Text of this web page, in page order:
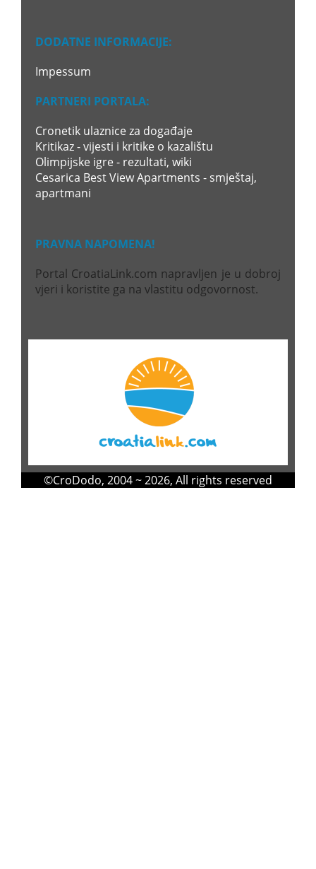
DODATNE INFORMACIJE:
Impessum
PARTNERI PORTALA:
Cronetik ulaznice za događaje
Kritikaz - vijesti i kritike o kazalištu
Olimpijske igre - rezultati, wiki
Cesarica Best View Apartments - smještaj,
apartmani
PRAVNA NAPOMENA!
Portal CroatiaLink.com napravljen je u dobroj
vjeri i koristite ga na vlastitu odgovornost.
©CroDodo, 2004 ~ 2026, All rights reserved